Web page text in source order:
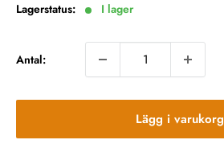
Lagerstatus: I lager
Antal:
Lägg i varukorg